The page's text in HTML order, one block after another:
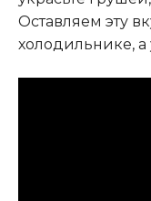
Оставляем эту
холодильнике,